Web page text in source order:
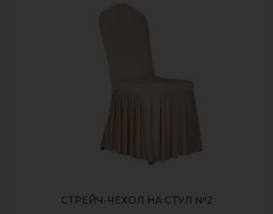
СТРЕЙЧ-ЧЕХОЛ НА СТУЛ №2